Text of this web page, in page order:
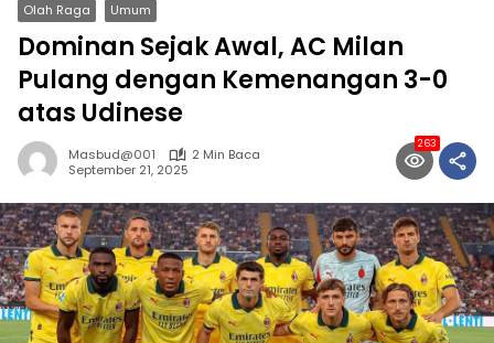
Olah Raga Umum
Dominan Sejak Awal, AC Milan
Pulang dengan Kemenangan 3-0
atas Udinese
Masbud@001
2 Min Baca
September 21, 2025
263